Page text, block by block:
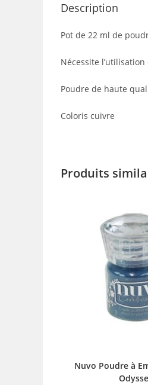
Description
Pot de 22 ml de
Nécessite
Poudre de haute
Coloris cuivre
Produits
Nuvo Poudre à